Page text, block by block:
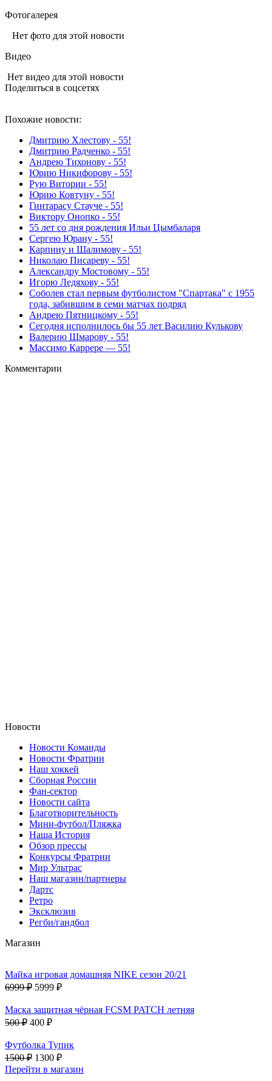
Фотогалерея
Нет фото для этой новости
Видео
Нет видео для этой новости
Поделиться в соцсетях
Похожие новости:
Дмитрию Хлестову - 55!
Дмитрию Радченко - 55!
Андрею Тихонову - 55!
Юрию Никифорову - 55!
Рую Витории - 55!
Юрию Ковтуну - 55!
Гинтарасу Стауче - 55!
Виктору Онопко - 55!
55 лет со дня рождения Ильи Цымбаларя
Сергею Юрану - 55!
Карпину и Шалимову - 55!
Николаю Писареву - 55!
Александру Мостовому - 55!
Игорю Ледяхову - 55!
Соболев стал первым футболистом "Спартака" с 1955
года, забившим в семи матчах подряд
Андрею Пятницкому - 55!
Сегодня исполнилось бы 55 лет Василию Кулькову
Валерию Шмарову - 55!
Массимо Каррере — 55!
Комментарии
Новости
Новости Команды
Новости Фратрии
Наш хоккей
Сборная России
Фан-cектор
Новости сайта
Благотворительность
Мини-футбол/Пляжка
Наша История
Обзор прессы
Конкурсы Фратрии
Мир Ультрас
Наш магазин/партнеры
Дартс
Ретро
Эксклюзив
Регби/гандбол
Магазин
Майка игровая домашняя NIKE сезон 20/21
6999 ₽ 5999 ₽
Маска защитная чёрная FCSM PATCH летняя
500 ₽ 400 ₽
Футболка Тупик
1500 ₽ 1300 ₽
Перейти в магазин